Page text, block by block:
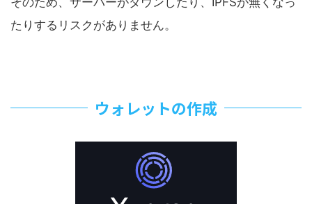
たりするリスクがありません。
ウォレットの作成